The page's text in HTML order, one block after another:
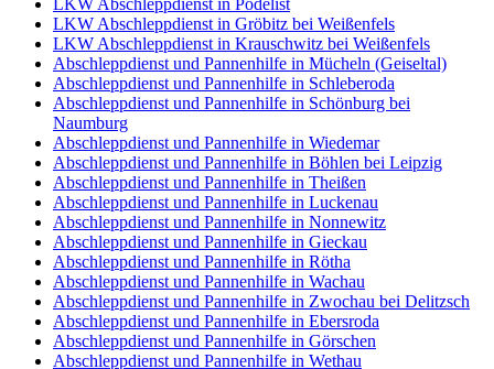
LKW Abschleppdienst in Pödelist
LKW Abschleppdienst in Gröbitz bei Weißenfels
LKW Abschleppdienst in Krauschwitz bei Weißenfels
Abschleppdienst und Pannenhilfe in Mücheln (Geiseltal)
Abschleppdienst und Pannenhilfe in Schleberoda
Abschleppdienst und Pannenhilfe in Schönburg bei
Naumburg
Abschleppdienst und Pannenhilfe in Wiedemar
Abschleppdienst und Pannenhilfe in Böhlen bei Leipzig
Abschleppdienst und Pannenhilfe in Theißen
Abschleppdienst und Pannenhilfe in Luckenau
Abschleppdienst und Pannenhilfe in Nonnewitz
Abschleppdienst und Pannenhilfe in Gieckau
Abschleppdienst und Pannenhilfe in Rötha
Abschleppdienst und Pannenhilfe in Wachau
Abschleppdienst und Pannenhilfe in Zwochau bei Delitzsch
Abschleppdienst und Pannenhilfe in Ebersroda
Abschleppdienst und Pannenhilfe in Görschen
Abschleppdienst und Pannenhilfe in Wethau